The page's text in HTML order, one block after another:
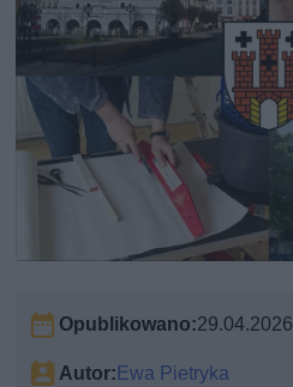
Opublikowano:29.04.2026
Autor: Ewa Pietryka